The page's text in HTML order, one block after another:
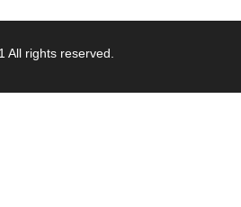
All rights reserved.